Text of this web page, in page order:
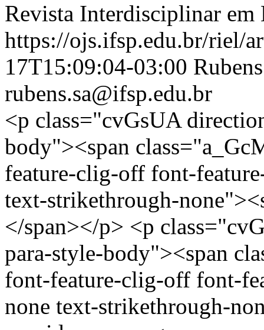
Revista Interdisciplinar em
https://ojs.ifsp.edu.br/riel/
17T15:09:04-03:00
rubens.sa@ifsp.edu.br
<p class="cvGsUA
body"><span
feature-clig-off font-
text-strikethrough-
</span></p> <p
para-style-body"><span
font-feature-clig-off font-
none text-strikethrough-